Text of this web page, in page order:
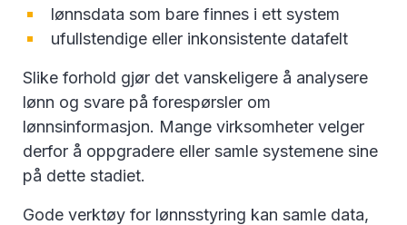
lønnsdata som bare finnes i ett system
ufullstendige eller inkonsistente datafelt
Slike forhold gjør det vanskeligere å analysere
lønn og svare på forespørsler om
lønnsinformasjon. Mange virksomheter velger
derfor å oppgradere eller samle systemene sine
på dette stadiet.
Gode verktøy for lønnsstyring kan samle data,